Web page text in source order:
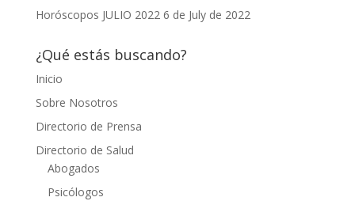
Horóscopos JULIO 2022 6 de July de 2022
¿Qué estás buscando?
Inicio
Sobre Nosotros
Directorio de Prensa
Directorio de Salud
Abogados
Psicólogos